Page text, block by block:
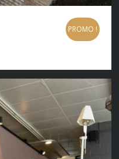
PROMO !